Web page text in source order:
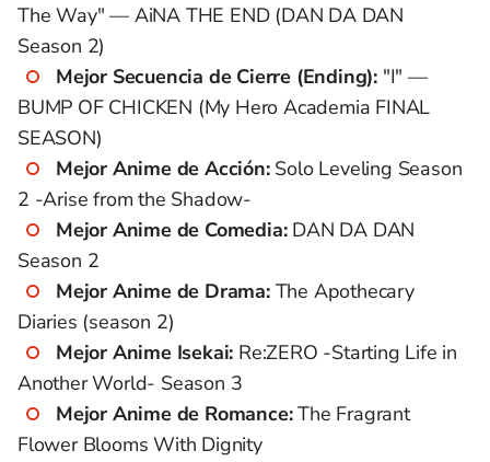
The Way" — AiNA THE END (DAN DA DAN
Season 2)
Mejor Secuencia de Cierre (Ending): "I" —
BUMP OF CHICKEN (My Hero Academia FINAL
SEASON)
Mejor Anime de Acción:Solo Leveling Season
2 -Arise from the Shadow-
Mejor Anime de Comedia:DAN DA DAN
Season 2
Mejor Anime de Drama:The Apothecary
Diaries (season 2)
Mejor Anime Isekai: Re:ZERO -Starting Life in
Another World- Season 3
Mejor Anime de Romance:The Fragrant
Flower Blooms With Dignity